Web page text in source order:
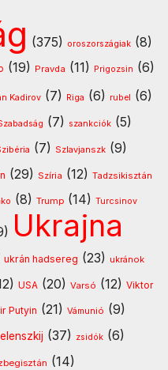
(375) oroszországiak (8)
(19) Pravda (11) Prigozsin (6)
Kadirov (7) Riga (6) rubel (6)
(7) szankciók (5)
(7) Szlavjanszk (9)
(29) Szíria (12) Tadzsikisztán
(8) Trump (14) Turcsinov
Ukrajna
ukrán hadsereg (23) ukránok
USA (20) Varsó (12) Viktor
Putyin (21) Vámunió (9)
(37) zsidók (6)
(14)